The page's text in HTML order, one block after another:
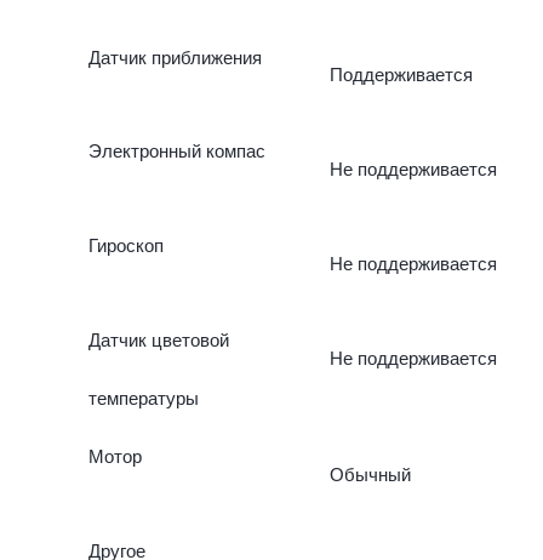
Датчик приближения
Поддерживается
Электронный компас
Не поддерживается
Гироскоп
Не поддерживается
Датчик цветовой
температуры
Не поддерживается
Мотор
Обычный
Другое